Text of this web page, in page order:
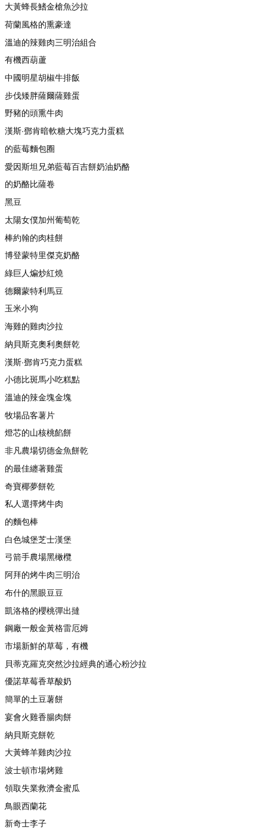
大黃蜂長鰭金槍魚沙拉
荷蘭風格的熏豪達
溫迪的辣雞肉三明治組合
有機西葫蘆
中國明星胡椒牛排飯
步伐矮胖薩爾薩雞蛋
野豬的頭熏牛肉
漢斯·鄧肯暗軟糖大塊巧克力蛋糕
的藍莓麵包圈
愛因斯坦兄弟藍莓百吉餅奶油奶酪
的奶酪比薩卷
黑豆
太陽女僕加州葡萄乾
棒約翰的肉桂餅
博登蒙特里傑克奶酪
綠巨人煸炒紅燒
德爾蒙特利馬豆
玉米小狗
海雞的雞肉沙拉
納貝斯克奧利奧餅乾
漢斯·鄧肯巧克力蛋糕
小德比斑馬小吃糕點
溫迪的辣金塊金塊
牧場品客薯片
燈芯的山核桃餡餅
非凡農場切德金魚餅乾
的最佳纏著雞蛋
奇寶椰夢餅乾
私人選擇烤牛肉
的麵包棒
白色城堡芝士漢堡
弓箭手農場黑橄欖
阿拜的烤牛肉三明治
布什的黑眼豆豆
凱洛格的櫻桃彈出撻
鋼廠一般金黃格雷厄姆
市場新鮮的草莓，有機
貝蒂克羅克突然沙拉經典的通心粉沙拉
優諾草莓香草酸奶
簡單的土豆薯餅
宴會火雞香腸肉餅
納貝斯克餅乾
大黃蜂羊雞肉沙拉
波士頓市場烤雞
領取失業救濟金蜜瓜
鳥眼西蘭花
新奇士李子